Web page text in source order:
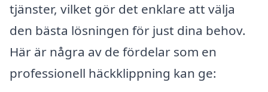
tjänster, vilket gör det enklare att välja
den bästa lösningen för just dina behov.
Här är några av de fördelar som en
professionell häckklippning kan ge: